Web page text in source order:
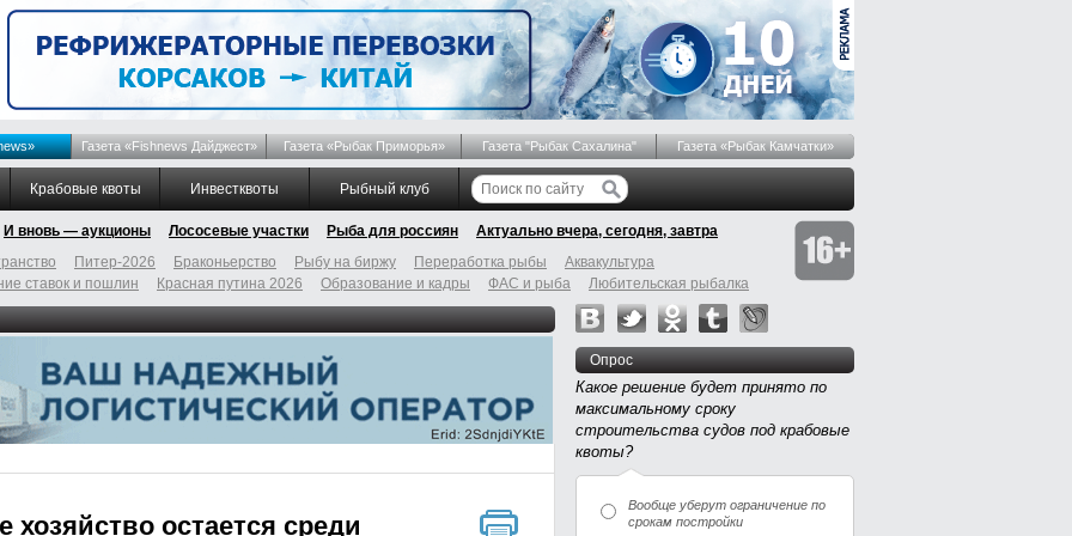
Газета «Fishnews Дайджест» Газета «Рыбак Приморья» Газета "Рыбак Сахалина" Газета «Рыбак Камчатки»
Крабовые квоты Инвестквоты Рыбный клуб
И вновь — аукционы Лососевые участки Рыба для россиян
Актуально вчера, сегодня, завтра
Питер-2026 Браконьерство Рыбу на биржу Переработка рыбы
Аквакультура
ставок и пошлин Красная путина 2026 Образование и кадры ФАС и рыба Любительская рыбалка
хозяйство остается среди
Опрос
Какое решение будет принято по
максимальному сроку
строительства судов под крабовые
квоты?
Вообще уберут ограничение по
срокам постройки